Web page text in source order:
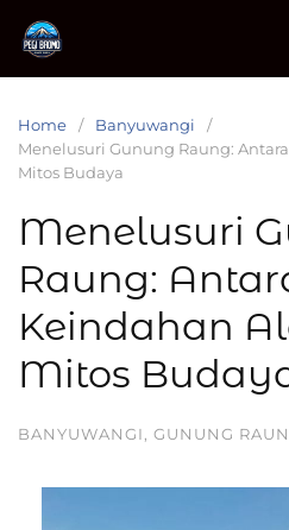
Home
Banyuwangi
Menelusuri Gunung Raung:
Mitos Budaya
Menelusuri
Raung:
Keindahan
Mitos
BANYUWANGI, GUNUNG